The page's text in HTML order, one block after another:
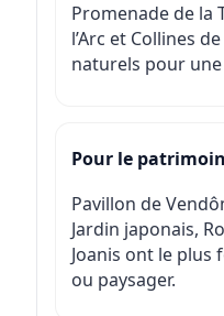
Promenade de la
l’Arc et Collines
naturels pour
Pour le
Pavillon de
Jardin japonais,
Joanis ont le
ou paysager.